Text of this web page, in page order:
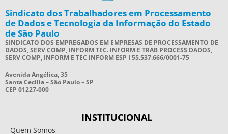
Sindicato dos Trabalhadores em Processamento
de Dados e Tecnologia da Informação do Estado
de São Paulo
SINDICATO DOS EMPREGADOS EM EMPRESAS DE PROCESSAMENTO DE
DADOS, SERV COMP, INFORM TEC. INFORM E TRAB PROCESS DADOS,
SERV COMP, INFORM E TEC INFORM ESP I 55.537.666/0001-75
Avenida Angélica, 35
Santa Cecília – São Paulo – SP
CEP 01227-000
INSTITUCIONAL
Quem Somos